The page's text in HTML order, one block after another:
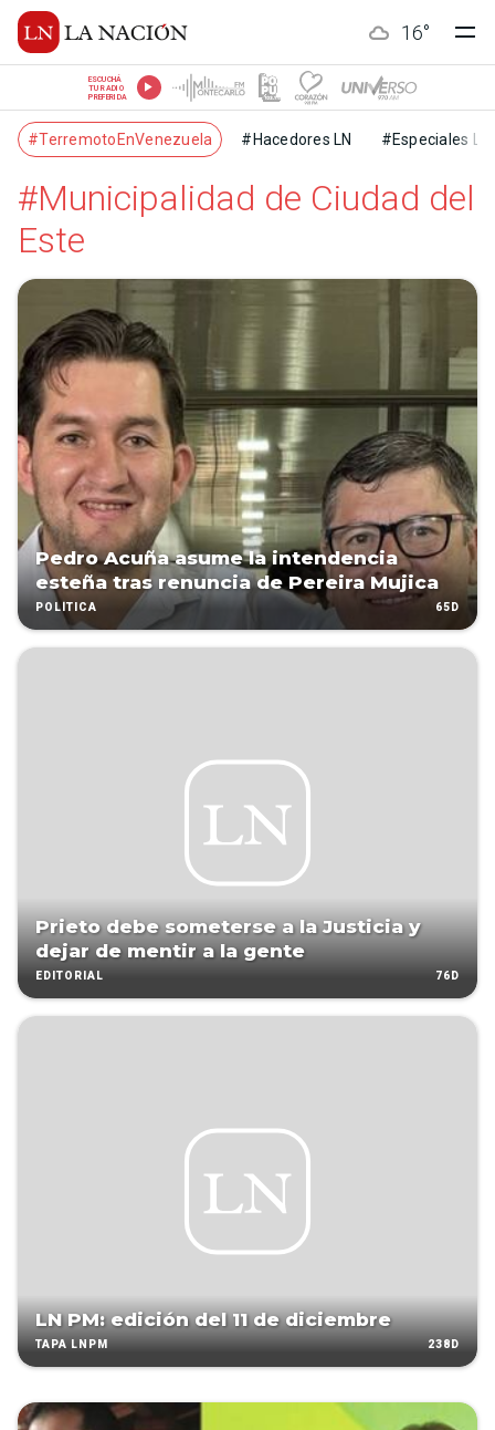
16°
ESCUCHÁ
TU RADIO
PREFERIDA
#TerremotoEnVenezuela #Hacedores LN #Especiales LN
#Municipalidad de Ciudad del
Este
Pedro Acuña asume la intendencia
esteña tras renuncia de Pereira Mujica
POLÍTICA 65D
Prieto debe someterse a la Justicia y
dejar de mentir a la gente
EDITORIAL 76D
LN PM: edición del 11 de diciembre
TAPA LNPM 238D